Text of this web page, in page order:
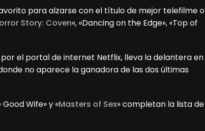
para alzarse con el título de mejor telefilme o
Story: Coven«, «Dancing on the Edge», «Top of
el portal de internet Netflix, lleva la delantera en
no aparece la ganadora de las dos últimas
Wife» y «Masters of Sex» completan la lista de